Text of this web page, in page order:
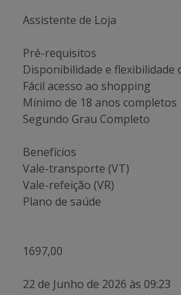
Assistente de Loja
Pré-requisitos
Disponibilidade e flexibilidade
Fácil acesso ao shopping
Mínimo de 18 anos completos
Segundo Grau Completo
Benefícios
Vale-transporte (VT)
Vale-refeição (VR)
Plano de saúde
1697,00
22 de Junho de 2026 às 09:23